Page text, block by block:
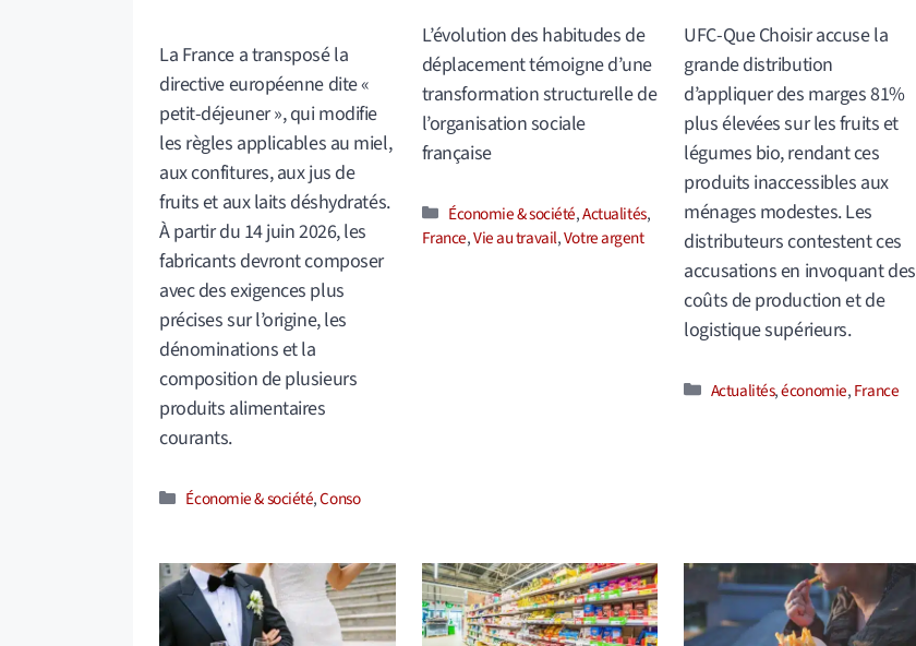
La France a transposé la
directive européenne dite «
petit-déjeuner », qui modifie
les règles applicables au miel,
aux confitures, aux jus de
fruits et aux laits déshydratés.
À partir du 14 juin 2026, les
fabricants devront composer
avec des exigences plus
précises sur l’origine, les
dénominations et la
composition de plusieurs
produits alimentaires
courants.
Catégories
Économie & société,Conso
L’évolution des habitudes de
déplacement témoigne d’une
transformation structurelle de
l’organisation sociale
française
Catégories
Économie & société,Actualités,
France,Vie au travail,Votre argent
UFC-Que Choisir accuse la
grande distribution
d’appliquer des marges 81%
plus élevées sur les fruits et
légumes bio, rendant ces
produits inaccessibles aux
ménages modestes. Les
distributeurs contestent ces
accusations en invoquant des
coûts de production et de
logistique supérieurs.
Catégories
Actualités,économie,France